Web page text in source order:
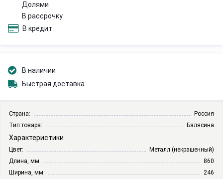
Долями
В рассрочку
В кредит
В наличии
Быстрая доставка
Страна:
Россия
Тип товара:
Балясина
Характеристики
Цвет:
Металл (некрашенный)
Длина, мм:
860
Ширина, мм:
246